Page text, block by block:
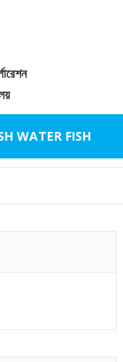
WATER FISH